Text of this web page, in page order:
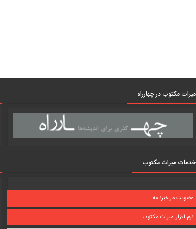
میرات مکتوب در چهارراه
خدمات میراث مکتوب
عضویت در خبرنامه
نرم افزار میراث مکتوب